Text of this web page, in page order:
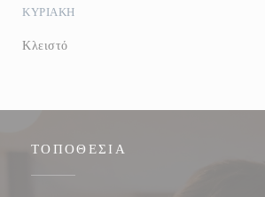
ΚΥΡΙΑΚΉ
Κλειστό
ΤΟΠΟΘΕΣΊΑ